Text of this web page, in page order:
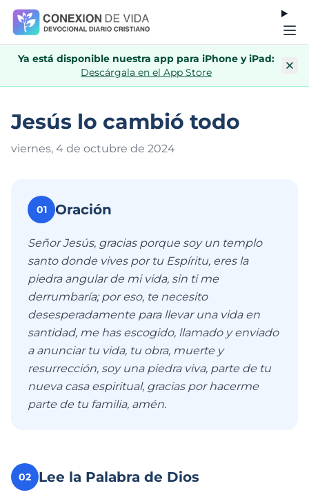
Ya está disponible nuestra app para iPhone y iPad:
Descárgala en el App Store
Jesús lo cambió todo
viernes, 4 de octubre de 2024
01 Oración
Señor Jesús, gracias porque soy un templo
santo donde vives por tu Espíritu, eres la
piedra angular de mi vida, sin ti me
derrumbaría; por eso, te necesito
desesperadamente para llevar una vida en
santidad, me has escogido, llamado y enviado
a anunciar tu vida, tu obra, muerte y
resurrección, soy una piedra viva, parte de tu
nueva casa espiritual, gracias por hacerme
parte de tu familia, amén.
02 Lee la Palabra de Dios